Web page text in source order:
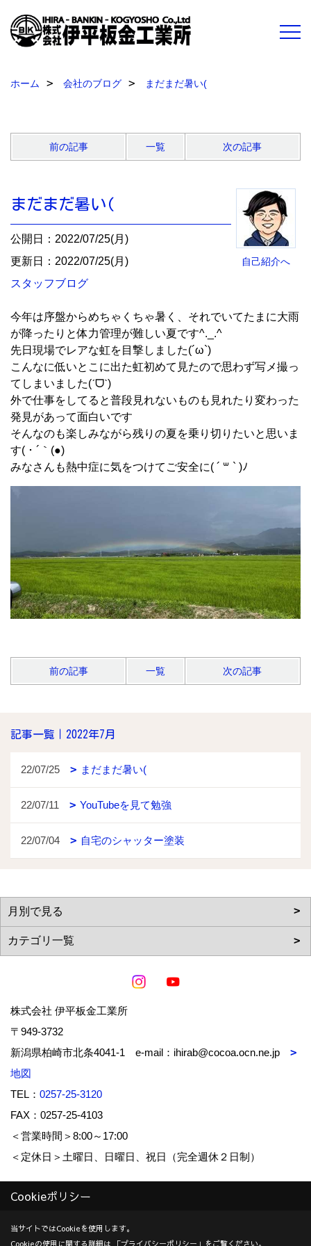
ホーム 会社のブログ まだまだ暑い(
前の記事 一覧 次の記事
自己紹介へ
まだまだ暑い(
公開日：2022/07/25(月)
更新日：2022/07/25(月)
スタッフブログ
今年は序盤からめちゃくちゃ暑く、それでいてたまに大雨
が降ったりと体力管理が難しい夏です^._.^
先日現場でレアな虹を目撃しました(´ω`)
こんなに低いとこに出た虹初めて見たので思わず写メ撮っ
てしまいました(ˊᗜˋ)
外で仕事をしてると普段見れないものも見れたり変わった
発見があって面白いです
そんなのも楽しみながら残りの夏を乗り切りたいと思いま
す( ･ ´｀(●)
みなさんも熱中症に気をつけてご安全に( ´ ꒳ ` )ﾉ
前の記事 一覧 次の記事
記事一覧｜2022年7月
22/07/25 まだまだ暑い(
22/07/11 YouTubeを見て勉強
22/07/04 自宅のシャッター塗装
株式会社 伊平板金工業所
〒949-3732
新潟県柏崎市北条4041-1 e-mail：ihirab@cocoa.ocn.ne.jp
地図
TEL： 0257-25-3120
FAX：0257-25-4103
＜営業時間＞8:00～17:00
＜定休日＞土曜日、日曜日、祝日（完全週休２日制）
Reserved.
Cookieポリシー
当サイトではCookieを使用します。
Cookieの使用に関する詳細は 「プライバシーポリシー 」をご覧ください。